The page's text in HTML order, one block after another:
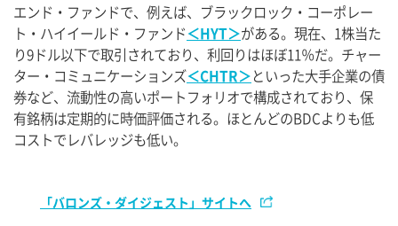
エンド・ファンドで、例えば、ブラックロック・コーポレー
ト・ハイイールド・ファンド ＜HYT＞がある。現在、1株当た
り9ドル以下で取引されており、利回りはほぼ11％だ。チャー
ター・コミュニケーションズ＜CHTR＞ といった大手企業の債
券など、流動性の高いポートフォリオで構成されており、保
有銘柄は定期的に時価評価される。ほとんどのBDCよりも低
コストでレバレッジも低い。
「バロンズ・ダイジェスト」サイトへ